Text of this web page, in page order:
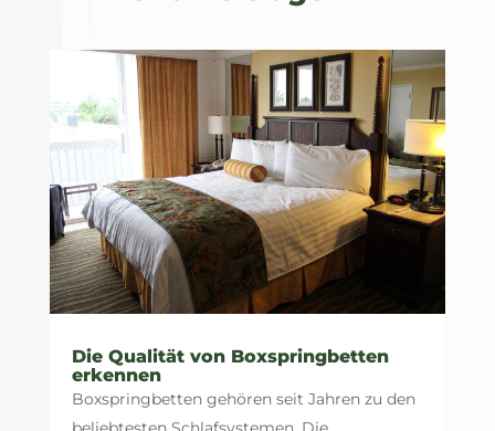
Die Qualität von Boxspringbetten
erkennen
Boxspringbetten gehören seit Jahren zu den